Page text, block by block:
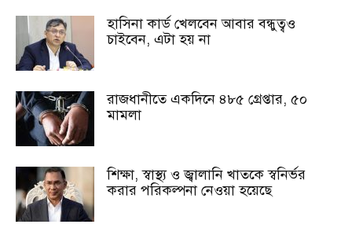
হাসিনা কার্ড খেলবেন আবার বন্ধুত্বও
চাইবেন, এটা হয় না
রাজধানীতে একদিনে ৪৮৫ গ্রেপ্তার, ৫০
মামলা
শিক্ষা, স্বাস্থ্য ও জ্বালানি খাতকে স্বনির্ভর
করার পরিকল্পনা নেওয়া হয়েছে